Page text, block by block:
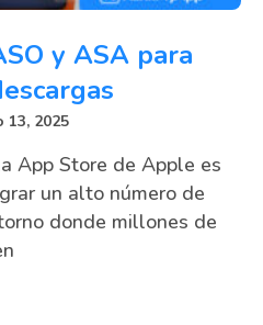
y ASA para
2025
App Store de Apple es
un alto número de
donde millones de